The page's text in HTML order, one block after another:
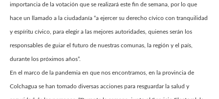
importancia de la votación que se realizará este fin de semana, por lo que
hace un llamado a la ciudadanía “a ejercer su derecho cívico con tranquilidad
y espíritu cívico, para elegir a las mejores autoridades, quienes serán los
responsables de guiar el futuro de nuestras comunas, la región y el país,
durante los próximos años”.
En el marco de la pandemia en que nos encontramos, en la provincia de
Colchagua se han tomado diversas acciones para resguardar la salud y